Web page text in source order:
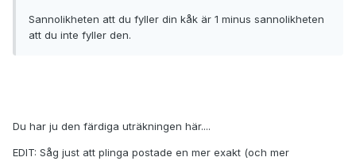
Sannolikheten att du fyller din kåk är 1 minus sannolikheten
att du inte fyller den.
Du har ju den färdiga uträkningen här....
EDIT: Såg just att plinga postade en mer exakt (och mer